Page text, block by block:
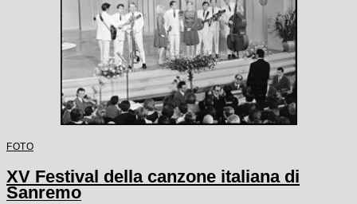
FOTO
XV Festival della canzone italiana di
Sanremo